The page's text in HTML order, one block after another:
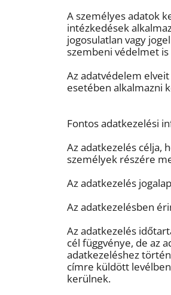
A személyes adatok
intézkedések
jogosulatlan vagy
szembeni védelmet
Az adatvédelem
esetében alkalmazni
Fontos adatkezelési
Az adatkezelés célja,
személyek részére
Az adatkezelés
Az adatkezelésben
Az adatkezelés
cél függvénye, de az
adatkezeléshez
címre küldött
kerülnek.